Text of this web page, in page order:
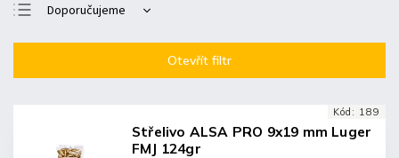
Doporučujeme
Nejlevnější
Otevřít filtr
Střelivo ALSA PRO 9x19 mm Luger
FMJ 124gr
Kód: 189